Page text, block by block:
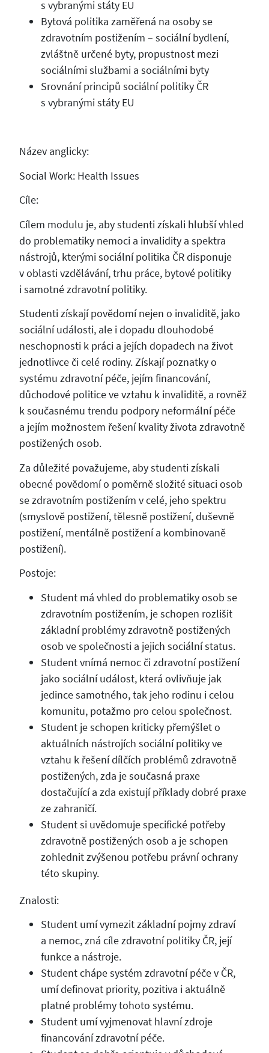
s vybranými státy EU
Bytová politika zaměřená na osoby se
zdravotním postižením – sociální bydlení,
zvláštně určené byty, propustnost mezi
sociálními službami a sociálními byty
Srovnání principů sociální politiky ČR
s vybranými státy EU
Název anglicky:
Social Work: Health Issues
Cíle:
Cílem modulu je, aby studenti získali hlubší vhled
do problematiky nemoci a invalidity a spektra
nástrojů, kterými sociální politika ČR disponuje
v oblasti vzdělávání, trhu práce, bytové politiky
i samotné zdravotní politiky.
Studenti získají povědomí nejen o invaliditě, jako
sociální události, ale i dopadu dlouhodobé
neschopnosti k práci a jejích dopadech na život
jednotlivce či celé rodiny. Získají poznatky o
systému zdravotní péče, jejím financování,
důchodové politice ve vztahu k invaliditě, a rovněž
k současnému trendu podpory neformální péče
a jejím možnostem řešení kvality života zdravotně
postižených osob.
Za důležité považujeme, aby studenti získali
obecné povědomí o poměrně složité situaci osob
se zdravotním postižením v celé, jeho spektru
(smyslově postižení, tělesně postižení, duševně
postižení, mentálně postižení a kombinovaně
postižení).
Postoje:
Student má vhled do problematiky osob se
zdravotním postižením, je schopen rozlišit
základní problémy zdravotně postižených
osob ve společnosti a jejich sociální status.
Student vnímá nemoc či zdravotní postižení
jako sociální událost, která ovlivňuje jak
jedince samotného, tak jeho rodinu i celou
komunitu, potažmo pro celou společnost.
Student je schopen kriticky přemýšlet o
aktuálních nástrojích sociální politiky ve
vztahu k řešení dílčích problémů zdravotně
postižených, zda je současná praxe
dostačující a zda existují příklady dobré praxe
ze zahraničí.
Student si uvědomuje specifické potřeby
zdravotně postižených osob a je schopen
zohlednit zvýšenou potřebu právní ochrany
této skupiny.
Znalosti:
Student umí vymezit základní pojmy zdraví
a nemoc, zná cíle zdravotní politiky ČR, její
funkce a nástroje.
Student chápe systém zdravotní péče v ČR,
umí definovat priority, pozitiva i aktuálně
platné problémy tohoto systému.
Student umí vyjmenovat hlavní zdroje
financování zdravotní péče.